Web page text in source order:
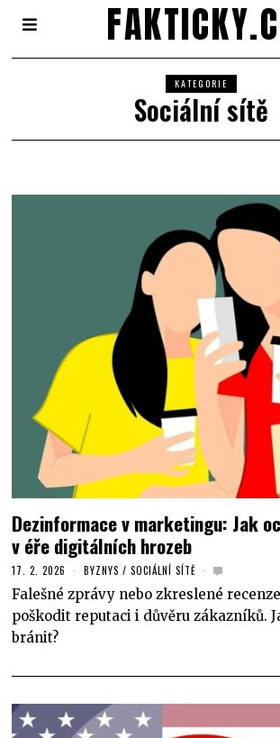
KATEGORIE
Sociální sítě
Dezinformace v marketingu: Jak
v éře digitálních hrozeb
17. 2. 2026 BYZNYS / SOCIÁLNÍ SÍTĚ
Falešné zprávy nebo zkreslené
poškodit reputaci i důvěru zákazníků.
bránit?